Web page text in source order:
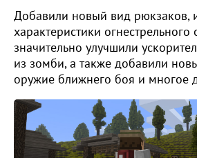
Добавили новый вид рюкзаков,
характеристики огнестрельного
значительно улучшили
из зомби, а также добавили
оружие ближнего боя и многое